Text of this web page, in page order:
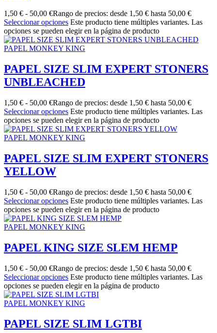
1,50 € - 50,00 €Rango de precios: desde 1,50 € hasta 50,00 €
Seleccionar opciones Este producto tiene múltiples variantes. Las
opciones se pueden elegir en la página de producto
PAPEL MONKEY KING
PAPEL SIZE SLIM EXPERT STONERS
UNBLEACHED
1,50 € - 50,00 €Rango de precios: desde 1,50 € hasta 50,00 €
Seleccionar opciones Este producto tiene múltiples variantes. Las
opciones se pueden elegir en la página de producto
PAPEL MONKEY KING
PAPEL SIZE SLIM EXPERT STONERS
YELLOW
1,50 € - 50,00 €Rango de precios: desde 1,50 € hasta 50,00 €
Seleccionar opciones Este producto tiene múltiples variantes. Las
opciones se pueden elegir en la página de producto
PAPEL MONKEY KING
PAPEL KING SIZE SLEM HEMP
1,50 € - 50,00 €Rango de precios: desde 1,50 € hasta 50,00 €
Seleccionar opciones Este producto tiene múltiples variantes. Las
opciones se pueden elegir en la página de producto
PAPEL MONKEY KING
PAPEL SIZE SLIM LGTBI